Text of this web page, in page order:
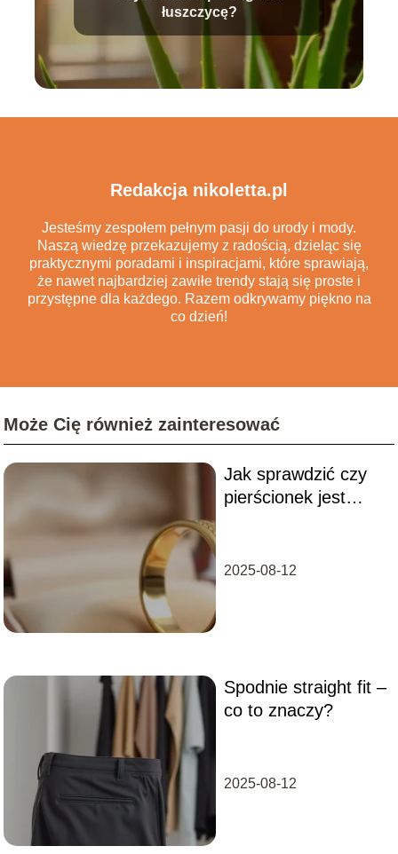
łuszczycę?
Redakcja nikoletta.pl
Jesteśmy zespołem pełnym pasji do urody i mody.
Naszą wiedzę przekazujemy z radością, dzieląc się
praktycznymi poradami i inspiracjami, które sprawiają,
że nawet najbardziej zawiłe trendy stają się proste i
przystępne dla każdego. Razem odkrywamy piękno na
co dzień!
Może Cię również zainteresować
Jak sprawdzić czy
pierścionek jest
2025-08-12
Spodnie straight fit –
co to znaczy?
2025-08-12